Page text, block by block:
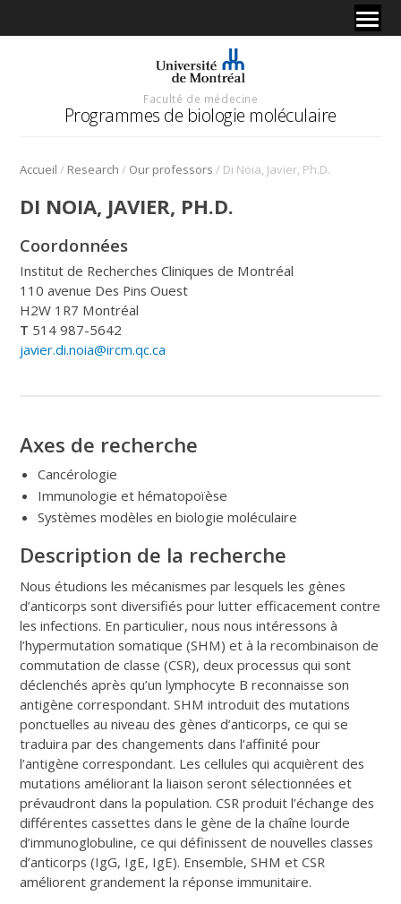
Faculté de médecine
Programmes de biologie moléculaire
Accueil / Research / Our professors / Di Noia, Javier, Ph.D.
DI NOIA, JAVIER, PH.D.
Coordonnées
Institut de Recherches Cliniques de Montréal
110 avenue Des Pins Ouest
H2W 1R7 Montréal
T 514 987-5642
javier.di.noia@ircm.qc.ca
Axes de recherche
Cancérologie
Immunologie et hématopoïèse
Systèmes modèles en biologie moléculaire
Description de la recherche
Nous étudions les mécanismes par lesquels les gènes
d’anticorps sont diversifiés pour lutter efficacement contre
les infections. En particulier, nous nous intéressons à
l’hypermutation somatique (SHM) et à la recombinaison de
commutation de classe (CSR), deux processus qui sont
déclenchés après qu’un lymphocyte B reconnaisse son
antigène correspondant. SHM introduit des mutations
ponctuelles au niveau des gènes d’anticorps, ce qui se
traduira par des changements dans l’affinité pour
l’antigène correspondant. Les cellules qui acquièrent des
mutations améliorant la liaison seront sélectionnées et
prévaudront dans la population. CSR produit l’échange des
différentes cassettes dans le gène de la chaîne lourde
d’immunoglobuline, ce qui définissent de nouvelles classes
d’anticorps (IgG, IgE, IgE). Ensemble, SHM et CSR
améliorent grandement la réponse immunitaire.